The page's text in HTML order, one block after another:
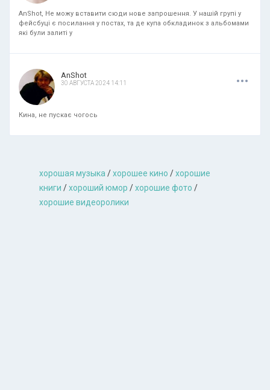
AnShot, Не можу вставити сюди нове запрошення. У нашій групі у
фейсбуці є посилання у постах, та де купа обкладинок з альбомами
які були залиті у
AnShot
30 АВГУСТА 2024 14:11 ...
Кина, не пускає чогось
хорошая музыкa/хорошее кино /хорошие
книги /хороший юмор /хорошие фото /
хорошие видеоролики